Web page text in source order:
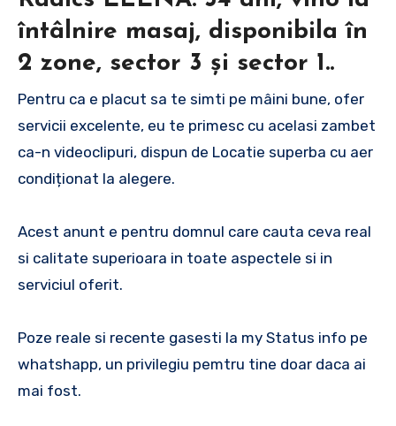
întâlnire masaj, disponibila în
2 zone, sector 3 și sector 1..
Pentru ca e placut sa te simti pe mâini bune, ofer
servicii excelente, eu te primesc cu acelasi zambet
ca-n videoclipuri, dispun de Locatie superba cu aer
condiționat la alegere.
Acest anunt e pentru domnul care cauta ceva real
si calitate superioara in toate aspectele si in
serviciul oferit.
Poze reale si recente gasesti la my Status info pe
whatshapp, un privilegiu pemtru tine doar daca ai
mai fost.